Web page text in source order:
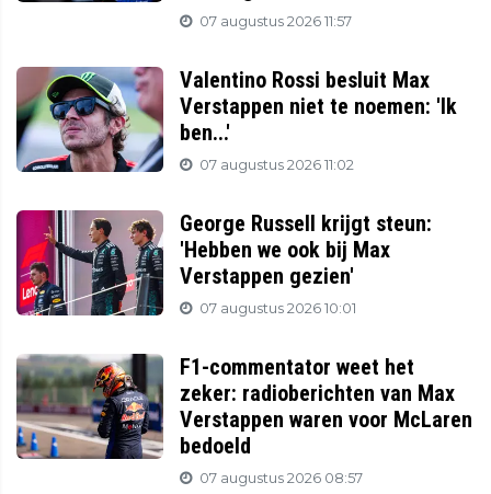
07 augustus 2026 11:57
Valentino Rossi besluit Max
Verstappen niet te noemen: 'Ik
ben...'
07 augustus 2026 11:02
George Russell krijgt steun:
'Hebben we ook bij Max
Verstappen gezien'
07 augustus 2026 10:01
F1-commentator weet het
zeker: radioberichten van Max
Verstappen waren voor McLaren
bedoeld
07 augustus 2026 08:57